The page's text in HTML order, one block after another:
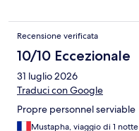
Recensione verificata
10/10 Eccezionale
31 luglio 2026
Traduci con Google
Propre personnel serviable
Mustapha, viaggio di 1 notte